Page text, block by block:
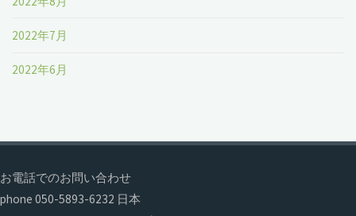
2022年7月
2022年6月
お電話でのお問い合わせ
phone 050-5893-6232 日本